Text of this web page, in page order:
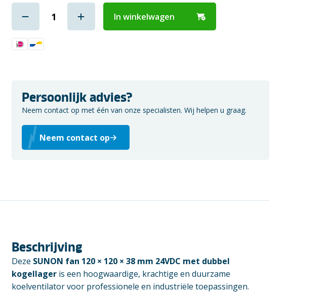
In winkelwagen
Persoonlijk advies?
Neem contact op met één van onze specialisten. Wij helpen u graag.
Neem contact op
Beschrijving
Deze SUNON fan 120 × 120 × 38 mm 24VDC met dubbel
kogellageris een hoogwaardige, krachtige en duurzame
koelventilator voor professionele en industriële toepassingen.